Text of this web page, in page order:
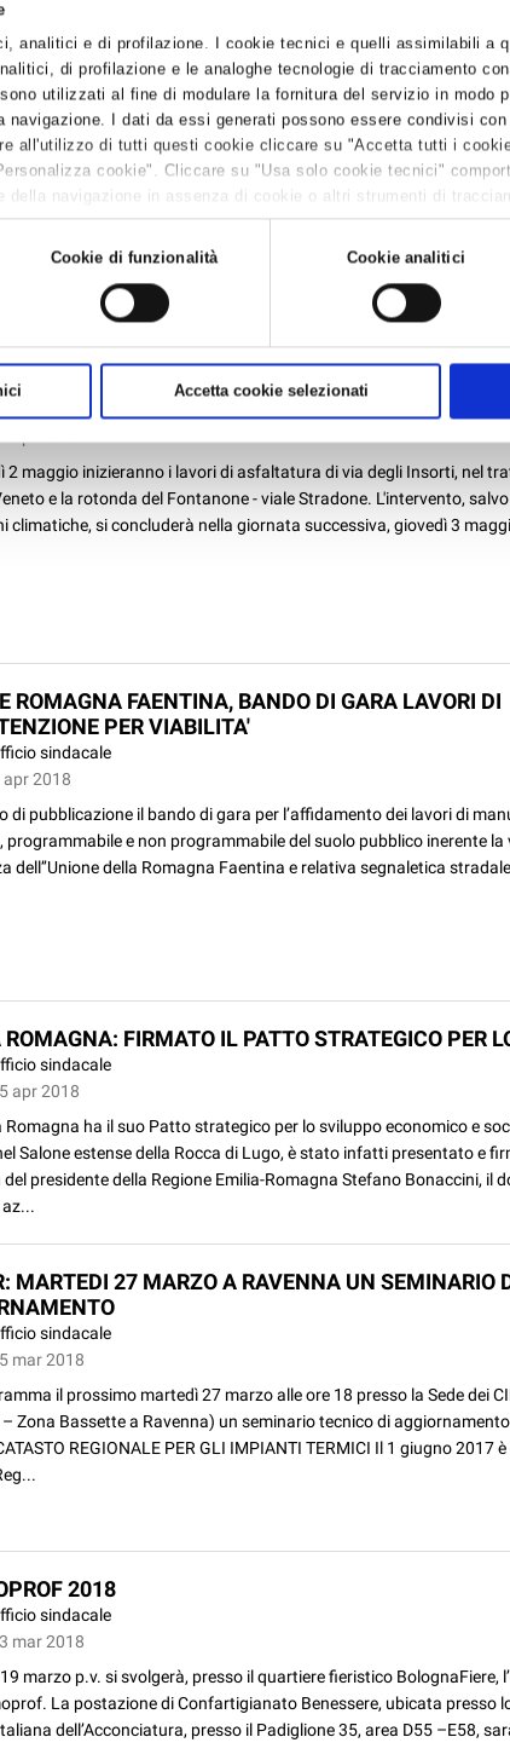
analitici e di profilazione. I cookie tecnici e quelli assimilabili a
di profilazione e le analoghe tecnologie di tracciamento
utilizzati al fine di modulare la fornitura del servizio in modo
navigazione. I dati da essi generati possono essere condivisi
all'utilizzo di tutti questi cookie cliccare su "Accetta tutti i
cookie". Cliccare su "Usa solo cookie tecnici"
della navigazione in assenza di cookie o altri strumenti di
laCookie policy.
Cookie di funzionalità Cookie analitici
Accetta cookie selezionati
sindacale
apr 2018
del Comune di Casola Valsenio, per l'occasione della Festa di
sindacale, contenente il divieto di vendita per asporto di bevande
vetro e in bottiglie o confezioni di vetro alle attività di commercio,
LAVORI DI ASFALTATURA DI VIA DEGLI INSORTI
2 maggio inizieranno i lavori di asfaltatura di via degli Insorti, nel
e la rotonda del Fontanone - viale Stradone. L'intervento,
climatiche, si concluderà nella giornata successiva, giovedì 3
ROMAGNA FAENTINA, BANDO DI GARA LAVORI DI
PER VIABILITA'
sindacale
apr 2018
di pubblicazione il bando di gara per l’affidamento dei lavori di
programmabile e non programmabile del suolo pubblico inerente la
dell’’Unione della Romagna Faentina e relativa segnaletica
ROMAGNA: FIRMATO IL PATTO STRATEGICO PER
sindacale
apr 2018
Romagna ha il suo Patto strategico per lo sviluppo economico e
Salone estense della Rocca di Lugo, è stato infatti presentato e
del presidente della Regione Emilia-Romagna Stefano Bonaccini, il
MARTEDI 27 MARZO A RAVENNA UN SEMINARIO
sindacale
mar 2018
il prossimo martedì 27 marzo alle ore 18 presso la Sede dei
Zona Bassette a Ravenna) un seminario tecnico di aggiornamento
REGIONALE PER GLI IMPIANTI TERMICI Il 1 giugno 2017
2018
sindacale
mar 2018
marzo p.v. si svolgerà, presso il quartiere fieristico BolognaFiere,
La postazione di Confartigianato Benessere, ubicata presso
dell’Acconciatura, presso il Padiglione 35, area D55 –E58,